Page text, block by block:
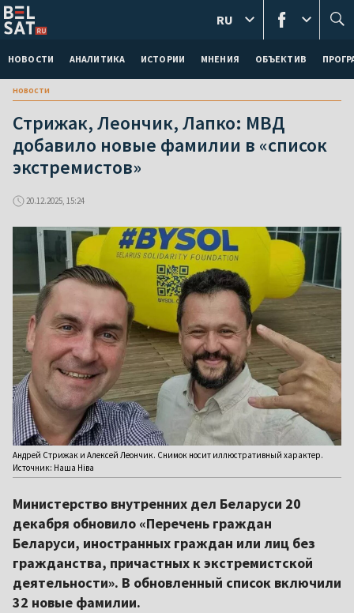
НОВОСТИ АНАЛИТИКА ИСТОРИИ МНЕНИЯ ОБЪЕКТИВ
RU
новости
Стрижак, Леончик, Лапко: МВД
добавило новые фамилии в «список
экстремистов»
20.12.2025, 15:24
Андрей Стрижак и Алексей Леончик. Снимок носит иллюстративный характер.
Источник: Наша Ніва
Министерство внутренних дел Беларуси 20
декабря обновило «Перечень граждан
Беларуси, иностранных граждан или лиц без
гражданства, причастных к экстремистской
деятельности». В обновленный список включили
32 новые фамилии.